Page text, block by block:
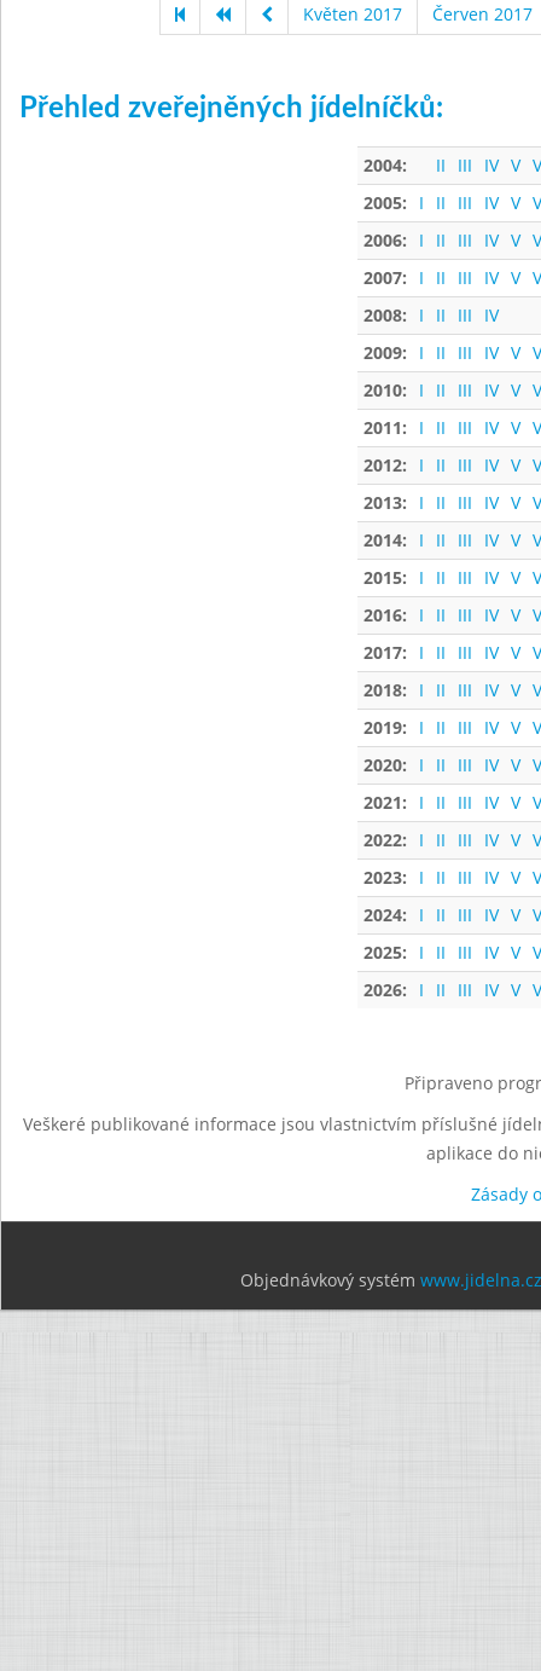
Květen 2017 Červen 2017
Přehled zveřejněných jídelníčků:
2004: II III IV V
2005:
I II III IV V
2006:
I II III IV V
2007:
I II III IV V
2008:
I II III
IV
2009:
I II III IV V
2010:
I II III IV V
2011:
I II III IV V
2012:
I II III IV V
2013:
I II III IV V
2014:
I II III IV V
2015:
I II III IV V
2016:
I II III IV V
2017:
I II III IV V
2018:
I II III IV V
2019:
I II III IV V
2020:
I II III IV V
2021:
I II III IV V
2022:
I II III IV V
2023:
I II III IV V
2024:
I II III IV V
2025:
I II III IV V
2026:
I II III IV V
Připraveno
Veškeré publikované informace jsou vlastnictvím příslušné
aplikace do
Zásady
Objednávkový systém www.jidelna.cz